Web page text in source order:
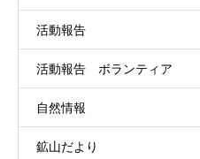
活動報告
活動報告 ボランティア
自然情報
鉱山だより